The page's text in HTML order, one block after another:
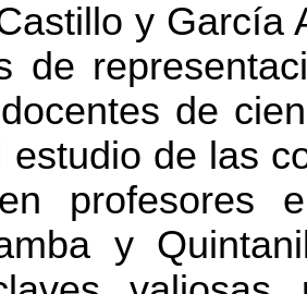
y García
de
de
estudio de las
profesores
y